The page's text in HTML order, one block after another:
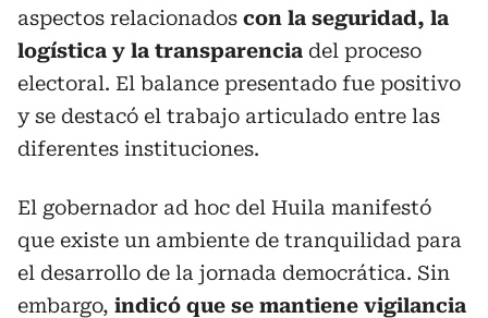
aspectos relacionados con la seguridad, la
logística y la transparencia del proceso
electoral. El balance presentado fue positivo
y se destacó el trabajo articulado entre las
diferentes instituciones.
El gobernador ad hoc del Huila manifestó
que existe un ambiente de tranquilidad para
el desarrollo de la jornada democrática. Sin
embargo, indicó que se mantiene vigilancia